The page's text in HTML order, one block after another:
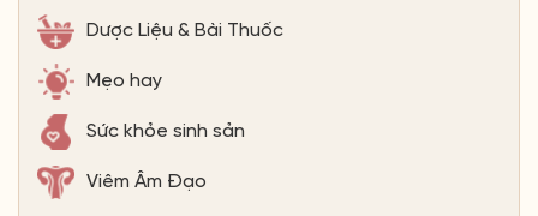
Dược Liệu & Bài Thuốc
Mẹo hay
Sức khỏe sinh sản
Viêm Âm Đạo